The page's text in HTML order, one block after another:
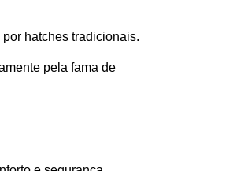
hatches tradicionais.
pela fama de